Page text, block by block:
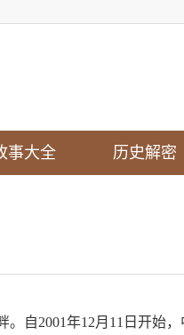
事大全 历史解密
自2001年12月11日开始，